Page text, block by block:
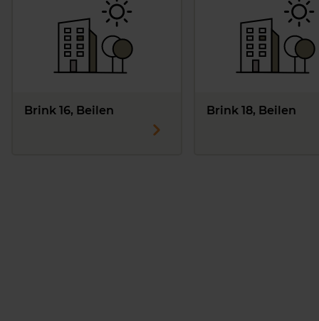
Brink 16, Beilen Brink 18, Beilen